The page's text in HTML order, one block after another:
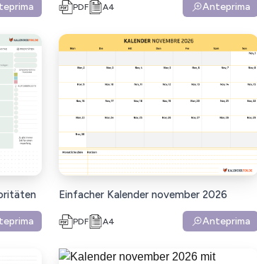
PDF A4 Anteprima
Einfacher Kalender november 2026
PDF A4 Anteprima